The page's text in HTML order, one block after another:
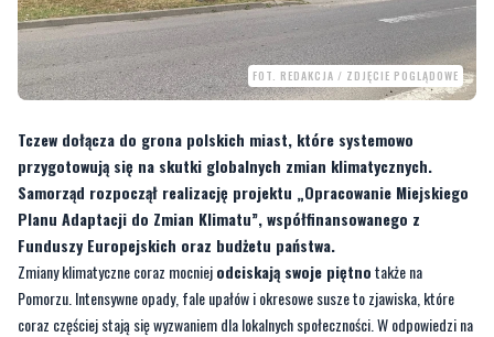
FOT. REDAKCJA / ZDJĘCIE POGLĄDOWE
Tczew dołącza do grona polskich miast, które systemowo
przygotowują się na skutki globalnych zmian klimatycznych.
Samorząd rozpoczął realizację projektu „Opracowanie Miejskiego
Planu Adaptacji do Zmian Klimatu”, współfinansowanego z
Funduszy Europejskich oraz budżetu państwa.
Zmiany klimatyczne coraz mocniejodciskają swoje piętnotakże na
Pomorzu. Intensywne opady, fale upałów i okresowe susze to zjawiska, które
coraz częściej stają się wyzwaniem dla lokalnych społeczności. W odpowiedzi na